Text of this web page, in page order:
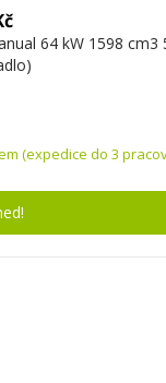
64 kW 1598 cm3
(expedice do 3